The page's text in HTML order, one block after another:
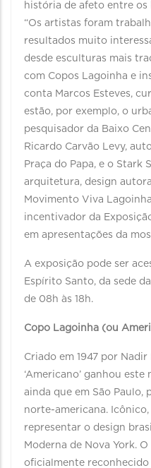
história de afeto entre
“Os artistas foram
resultados muito
desde esculturas mais
com Copos Lagoinha e
conta Marcos Esteves,
estão, por exemplo, o
pesquisador da Baixo
Ricardo Carvão Levy,
Praça do Papa, e o Stark
arquitetura, design
Movimento Viva
incentivador da
em apresentações da
A exposição pode ser
Espírito Santo, da sede
de 08h às 18h.
Copo Lagoinha (ou
Criado em 1947 por
‘Americano’ ganhou
ainda que em São Paulo,
norte-americana.
representar o design
Moderna de Nova York.
oficialmente reconhecido